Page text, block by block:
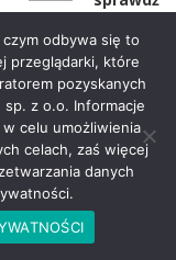
odbywa się to
przeglądarki, które
pozyskanych
z o.o. Informacje
celu umożliwienia
celach, zaś więcej
danych